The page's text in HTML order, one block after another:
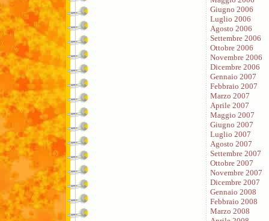
Giugno 2006
Luglio 2006
Agosto 2006
Settembre 2006
Ottobre 2006
Novembre 2006
Dicembre 2006
Gennaio 2007
Febbraio 2007
Marzo 2007
Aprile 2007
Maggio 2007
Giugno 2007
Luglio 2007
Agosto 2007
Settembre 2007
Ottobre 2007
Novembre 2007
Dicembre 2007
Gennaio 2008
Febbraio 2008
Marzo 2008